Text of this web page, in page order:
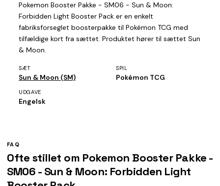
Pokemon Booster Pakke - SM06 - Sun & Moon:
Forbidden Light Booster Pack er en enkelt
fabriksforseglet boosterpakke til Pokémon TCG med
tilfældige kort fra sættet. Produktet hører til sættet Sun
& Moon.
SÆT
Sun & Moon (SM)
SPIL
Pokémon TCG
UDGAVE
Engelsk
FAQ
Ofte stillet om Pokemon Booster Pakke -
SM06 - Sun & Moon: Forbidden Light